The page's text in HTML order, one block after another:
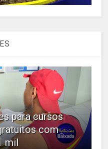
para cursos
com
mil